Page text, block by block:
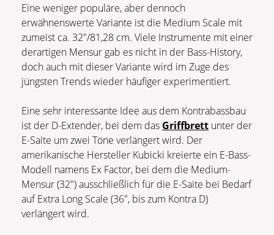
Eine weniger populäre, aber dennoch
erwähnenswerte Variante ist die Medium Scale mit
zumeist ca. 32″/81,28 cm. Viele Instrumente mit einer
derartigen Mensur gab es nicht in der Bass-History,
doch auch mit dieser Variante wird im Zuge des
jüngsten Trends wieder häufiger experimentiert.
Eine sehr interessante Idee aus dem Kontrabassbau
ist der D-Extender, bei dem das Griffbrett unter der
E-Saite um zwei Töne verlängert wird. Der
amerikanische Hersteller Kubicki kreierte ein E-Bass-
Modell namens Ex Factor, bei dem die Medium-
Mensur (32″) ausschließlich für die E-Saite bei Bedarf
auf Extra Long Scale (36″, bis zum Kontra D)
verlängert wird.